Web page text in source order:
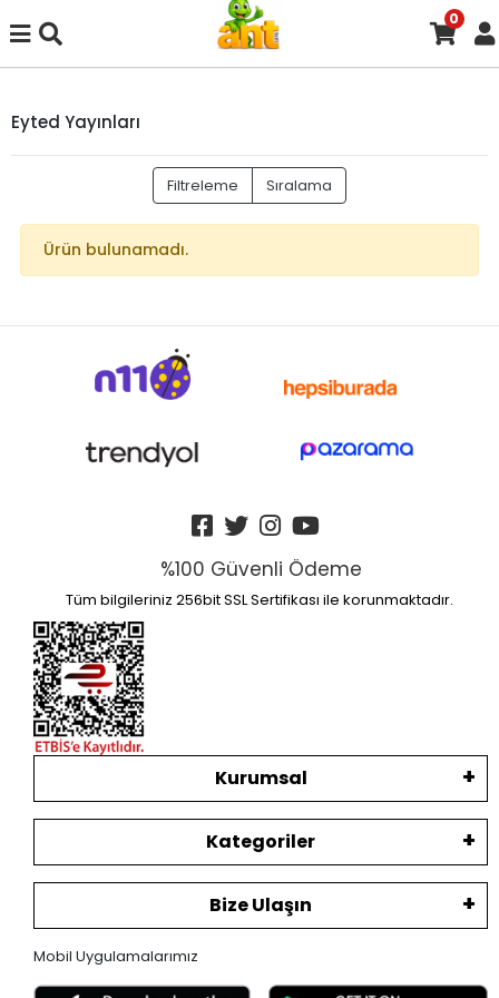
0
Eyted Yayınları
Filtreleme Sıralama
Ürün bulunamadı.
%100 Güvenli Ödeme
Tüm bilgileriniz 256bit SSL Sertifikası ile korunmaktadır.
Kurumsal
Kategoriler
Bize Ulaşın
Mobil Uygulamalarımız